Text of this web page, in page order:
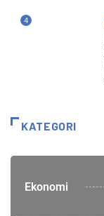
4
KATEGORI
Ekonomi